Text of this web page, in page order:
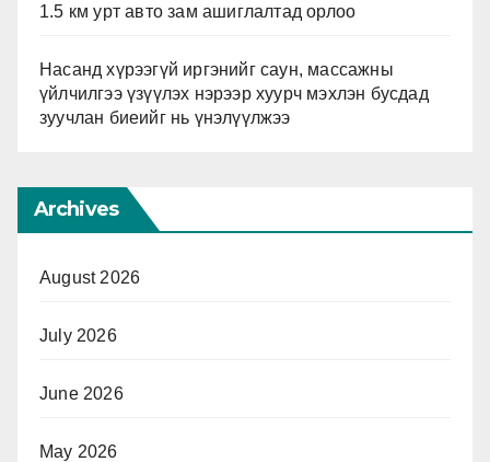
1.5 км урт авто зам ашиглалтад орлоо
Насанд хүрээгүй иргэнийг саун, массажны
үйлчилгээ үзүүлэх нэрээр хуурч мэхлэн бусдад
зуучлан биеийг нь үнэлүүлжээ
Archives
August 2026
July 2026
June 2026
May 2026